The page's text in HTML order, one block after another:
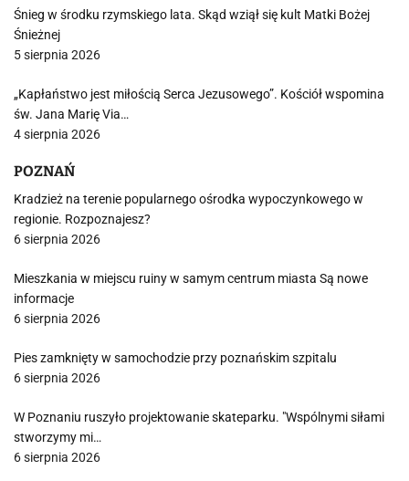
Śnieg w środku rzymskiego lata. Skąd wziął się kult Matki Bożej
Śnieżnej
5 sierpnia 2026
„Kapłaństwo jest miłością Serca Jezusowego”. Kościół wspomina
św. Jana Marię Via…
4 sierpnia 2026
POZNAŃ
Kradzież na terenie popularnego ośrodka wypoczynkowego w
regionie. Rozpoznajesz?
6 sierpnia 2026
Mieszkania w miejscu ruiny w samym centrum miasta Są nowe
informacje
6 sierpnia 2026
Pies zamknięty w samochodzie przy poznańskim szpitalu
6 sierpnia 2026
W Poznaniu ruszyło projektowanie skateparku. "Wspólnymi siłami
stworzymy mi…
6 sierpnia 2026